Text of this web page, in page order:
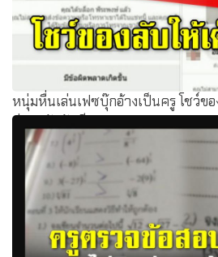
หนุ่มหื่นเล่นเฟซบุ๊กอ้างเป็นครู​ โชว์ข
ล่าหาตัวทันที